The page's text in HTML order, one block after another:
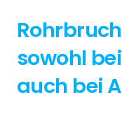
sowohl
auch bei